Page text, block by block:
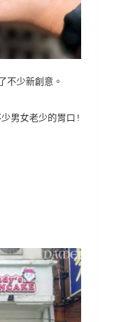
不少新創意。
男女老少的胃口!